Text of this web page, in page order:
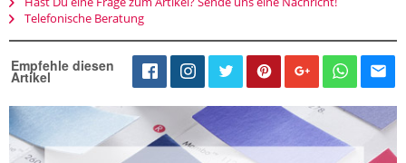
Telefonische Beratung
Empfehle diesen
Artikel